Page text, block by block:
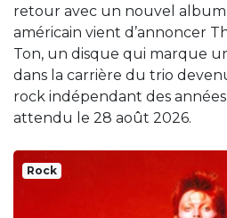
retour avec un nouvel
américain vient d’annoncer
Ton, un disque qui marque
dans la carrière du trio
rock indépendant des années
attendu le 28 août 2026.
Rock